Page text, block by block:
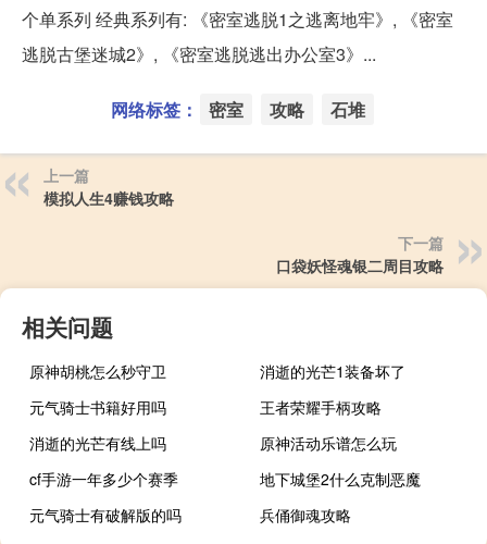
个单系列 经典系列有: 《密室逃脱1之逃离地牢》, 《密室
逃脱古堡迷城2》, 《密室逃脱逃出办公室3》...
网络标签： 密室 攻略 石堆
上一篇
模拟人生4赚钱攻略
下一篇
口袋妖怪魂银二周目攻略
相关问题
原神胡桃怎么秒守卫
消逝的光芒1装备坏了
元气骑士书籍好用吗
王者荣耀手柄攻略
消逝的光芒有线上吗
原神活动乐谱怎么玩
cf手游一年多少个赛季
地下城堡2什么克制恶魔
元气骑士有破解版的吗
兵俑御魂攻略